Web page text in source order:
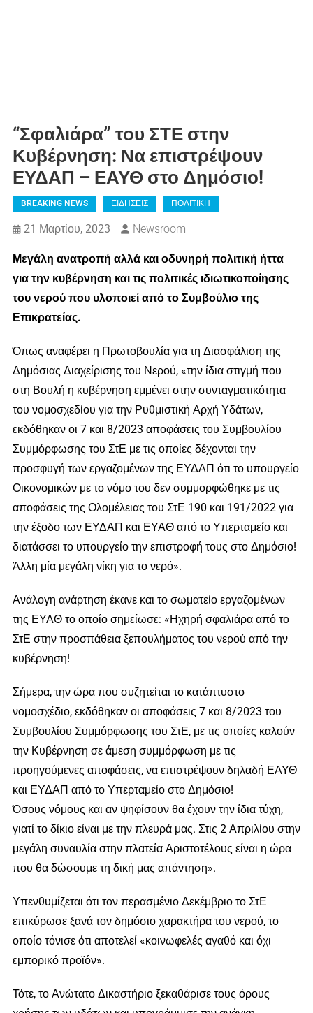
“Σφαλιάρα” του ΣΤΕ στην
Κυβέρνηση: Να επιστρέψουν
ΕΥΔΑΠ – ΕΑΥΘ στο Δημόσιο!
BREAKING NEWS ΕΙΔΗΣΕΙΣ ΠΟΛΙΤΙΚΗ
21 Μαρτίου, 2023 Newsroom
Μεγάλη ανατροπή αλλά και οδυνηρή πολιτική ήττα
για την κυβέρνηση και τις πολιτικές ιδιωτικοποίησης
του νερού που υλοποιεί από το Συμβούλιο της
Επικρατείας.
Όπως αναφέρει η Πρωτοβουλία για τη Διασφάλιση της
Δημόσιας Διαχείρισης του Νερού, «την ίδια στιγμή που
στη Βουλή η κυβέρνηση εμμένει στην συνταγματικότητα
του νομοσχεδίου για την Ρυθμιστική Αρχή Υδάτων,
εκδόθηκαν οι 7 και 8/2023 αποφάσεις του Συμβουλίου
Συμμόρφωσης του ΣτΕ με τις οποίες δέχονται την
προσφυγή των εργαζομένων της ΕΥΔΑΠ ότι το υπουργείο
Οικονομικών με το νόμο του δεν συμμορφώθηκε με τις
αποφάσεις της Ολομέλειας του ΣτΕ 190 και 191/2022 για
την έξοδο των ΕΥΔΑΠ και ΕΥΑΘ από το Υπερταμείο και
διατάσσει το υπουργείο την επιστροφή τους στο Δημόσιο!
Άλλη μία μεγάλη νίκη για το νερό».
Ανάλογη ανάρτηση έκανε και το σωματείο εργαζομένων
της ΕΥΑΘ το οποίο σημείωσε: «Ηχηρή σφαλιάρα από το
ΣτΕ στην προσπάθεια ξεπουλήματος του νερού από την
κυβέρνηση!
Σήμερα, την ώρα που συζητείται το κατάπτυστο
νομοσχέδιο, εκδόθηκαν οι αποφάσεις 7 και 8/2023 του
Συμβουλίου Συμμόρφωσης του ΣτΕ, με τις οποίες καλούν
την Κυβέρνηση σε άμεση συμμόρφωση με τις
προηγούμενες αποφάσεις, να επιστρέψουν δηλαδή ΕΑΥΘ
και ΕΥΔΑΠ από το Υπερταμείο στο Δημόσιο!
Όσους νόμους και αν ψηφίσουν θα έχουν την ίδια τύχη,
γιατί το δίκιο είναι με την πλευρά μας. Στις 2 Απριλίου στην
μεγάλη συναυλία στην πλατεία Αριστοτέλους είναι η ώρα
που θα δώσουμε τη δική μας απάντηση».
Υπενθυμίζεται ότι τον περασμένιο Δεκέμβριο το ΣτΕ
επικύρωσε ξανά τον δημόσιο χαρακτήρα του νερού, το
οποίο τόνισε ότι αποτελεί «κοινωφελές αγαθό και όχι
εμπορικό προϊόν».
Τότε, το Ανώτατο Δικαστήριο ξεκαθάρισε τους όρους